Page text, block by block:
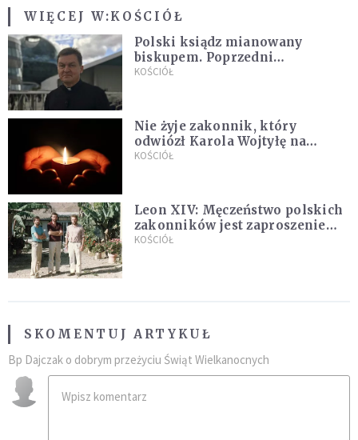
WIĘCEJ W:KOŚCIÓŁ
Polski ksiądz mianowany
biskupem. Poprzedni
ordynariusz zrezygnował
KOŚCIÓŁ
Nie żyje zakonnik, który
odwiózł Karola Wojtyłę na
konklawe. Jan Paweł II nazywał
KOŚCIÓŁ
Leon XIV: Męczeństwo polskich
zakonników jest zaproszeniem
do jedności i misji całego
KOŚCIÓŁ
SKOMENTUJ ARTYKUŁ
Bp Dajczak o dobrym przeżyciu Świąt Wielkanocnych